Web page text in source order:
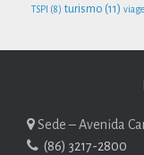
TSPI (8) turismo (11)
Sede – Avenida
(86) 3217-2800